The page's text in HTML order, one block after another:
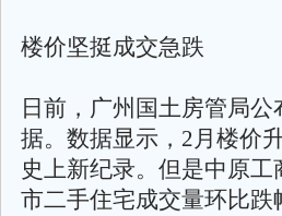
楼价坚挺成交急跌
日前，广州国土房管局
据。数据显示，2月楼价
史上新纪录。但是中原
市二手住宅成交量环比